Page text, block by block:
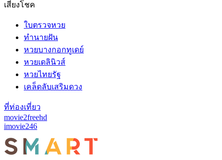
เสี่ยงโชค
ใบตรวจหวย
ทำนายฝัน
หวยบางกอกทูเดย์
หวยเดลินิวส์
หวยไทยรัฐ
เคล็ดลับเสริมดวง
ที่ท่องเที่ยว
movie2freehd
imovie246